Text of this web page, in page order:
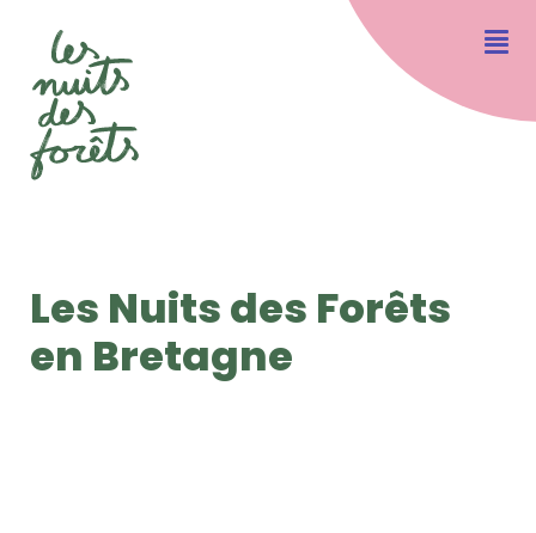
Les Nuits des Forêts
en Bretagne